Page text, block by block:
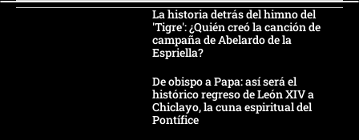
La historia detrás del himno del
'Tigre': ¿Quién creó la canción de
campaña de Abelardo de la
Espriella?
De obispo a Papa: así será el
histórico regreso de León XIV a
Chiclayo, la cuna espiritual del
Pontífice